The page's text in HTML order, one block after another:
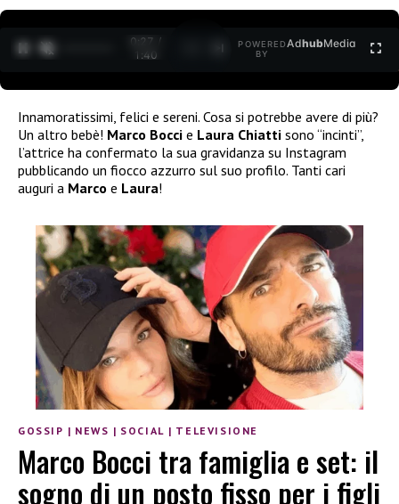
0:28 /
1:40
POWERED
BY
AdhubMedia
Innamoratissimi, felici e sereni. Cosa si potrebbe avere di più?
Un altro bebè! Marco Bocci e Laura Chiatti sono “incinti”,
l’attrice ha confermato la sua gravidanza su Instagram
pubblicando un fiocco azzurro sul suo profilo. Tanti cari
auguri a Marco e Laura!
GOSSIP | NEWS | SOCIAL | TELEVISIONE
Marco Bocci tra famiglia e set: il
sogno di un posto fisso per i figli